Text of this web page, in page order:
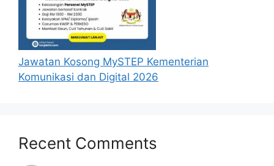
Guru Tabika JPNIN
Permohonan Jawatan Kosong Guru
Tabika JPNIN hendaklah dengan mengisi
borang permohonan yang boleh didapati
passport (tidak akan dikembalikan) ATAU
klik pada pautanMohon Jawatan
Jawatan Kosong MySTEP Kementerian
Komunikasi dan Digital 2026
Recent Comments